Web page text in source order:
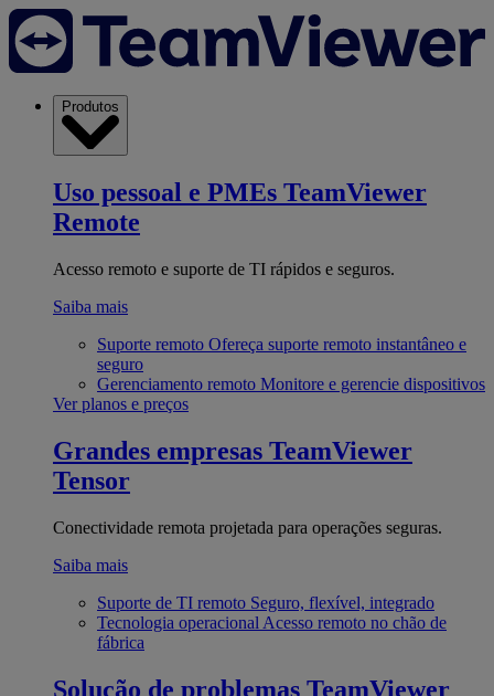
Produtos
Uso pessoal e PMEs TeamViewer
Remote
Acesso remoto e suporte de TI rápidos e seguros.
Saiba mais
Suporte remoto Ofereça suporte remoto instantâneo e
seguro
Gerenciamento remoto Monitore e gerencie dispositivos
Ver planos e preços
Grandes empresas TeamViewer
Tensor
Conectividade remota projetada para operações seguras.
Saiba mais
Suporte de TI remoto Seguro, flexível, integrado
Tecnologia operacional Acesso remoto no chão de
fábrica
Solução de problemas TeamViewer